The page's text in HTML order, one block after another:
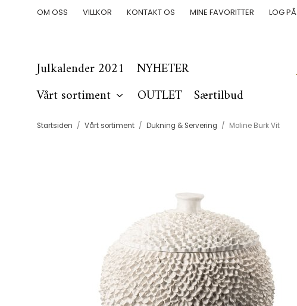
OM OSS VILLKOR KONTAKT OS MINE FAVORITTER LOG PÅ
Julkalender 2021
NYHETER
Vårt sortiment
OUTLET Særtilbud
Startsiden / Vårt sortiment / Dukning & Servering / Moline Burk Vit